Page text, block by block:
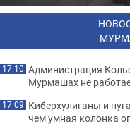
17:10 Администрация
Мурмашах не
17:09 Киберхулиганы и
чем умная колонка